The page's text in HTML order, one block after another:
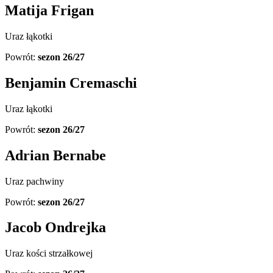
Matija Frigan
Uraz łąkotki
Powrót: sezon 26/27
Benjamin Cremaschi
Uraz łąkotki
Powrót: sezon 26/27
Adrian Bernabe
Uraz pachwiny
Powrót: sezon 26/27
Jacob Ondrejka
Uraz kości strzałkowej